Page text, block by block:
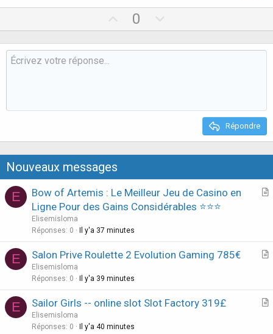
p
v
0
o
w
t
Répondre
Nouveaux messages
E
A
l
Bow of Artemis : Le Meilleur Jeu de Casino en
Ligne Pour des Gains Considérables ⭐⭐⭐
Elisemisloma
Réponses 0 Il y'a 37 minutes
E
A
c
Salon Prive Roulette 2 Evolution Gaming 785€
Elisemisloma
Réponses 0 Il y'a 39 minutes
E
A
Sailor Girls -- online slot Slot Factory 319£
Elisemisloma
Réponses 0 Il y'a 40 minutes